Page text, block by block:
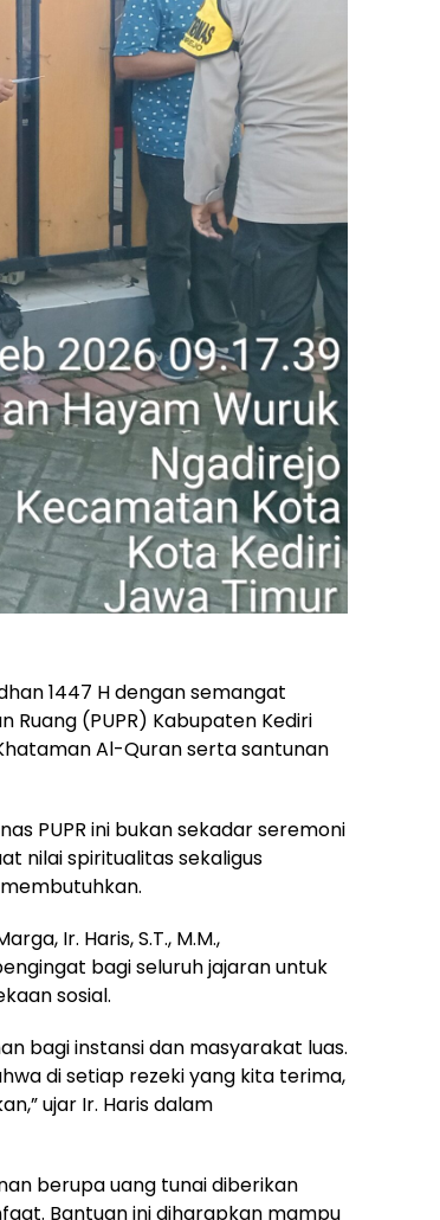
1447 H dengan semangat
Ruang (PUPR) Kabupaten Kediri
Al-Quran serta santunan
PUPR ini bukan sekadar seremoni
nilai spiritualitas sekaligus
Ir. Haris, S.T., M.M.,
bagi seluruh jajaran untuk
sosial.
bagi instansi dan masyarakat luas.
di setiap rezeki yang kita terima,
ujar Ir. Haris dalam
berupa uang tunai diberikan
Bantuan ini diharapkan mampu